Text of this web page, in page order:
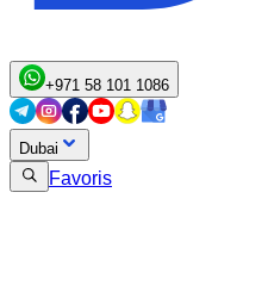
+971 58 101 1086
Dubai
Favoris